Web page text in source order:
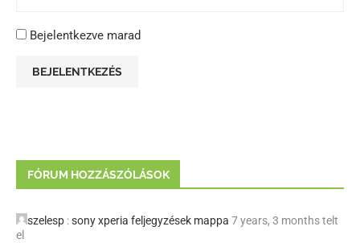
Bejelentkezve marad
BEJELENTKEZÉS
FÓRUM HOZZÁSZÓLÁSOK
szelesp :sony xperia feljegyzések mappa 7 years, 3 months telt
el